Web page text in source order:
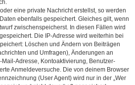
eine private Nachricht erstellst, so werden
ebenfalls gespeichert. Gleiches gilt, wenn
zwischenspeicherst. In diesen Fällen wird
Die IP-Adresse wird weiterhin bei
Löschen und Ändern von Beiträgen
und Umfragen), Änderungen an
Adresse, Kontoaktivierung, Benutzer-
Anmeldeversuche. Die von deinem Browser
(User Agent) wird nur in der „Wer